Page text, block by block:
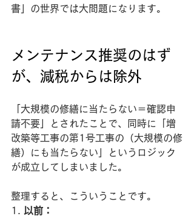
書」の世界では大問題になります。
メンテナンス推奨のはず
が、減税からは除外
「大規模の修繕に当たらない＝確認申
請不要」とされたことで、同時に「増
改築等工事の第1号工事の（大規模の修
繕）にも当たらない」というロジック
が成立してしまいました。
整理すると、こういうことです。
1.
以前：